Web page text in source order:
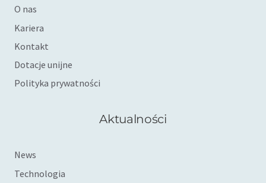
O nas
Kariera
Kontakt
Dotacje unijne
Polityka prywatności
Aktualności
News
Technologia